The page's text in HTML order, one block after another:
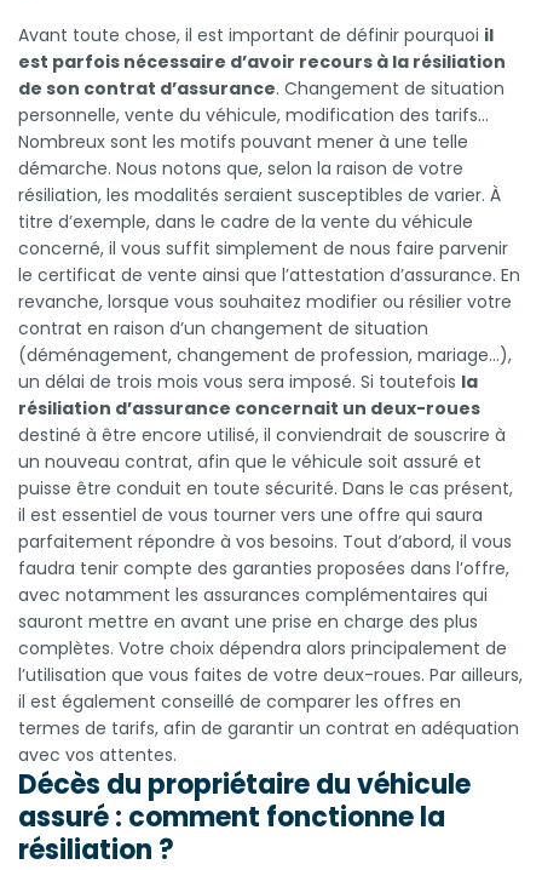
Avant toute chose, il est important de définir pourquoi il
est parfois nécessaire d’avoir recours à la résiliation
de son contrat d’assurance. Changement de situation
personnelle, vente du véhicule, modification des tarifs…
Nombreux sont les motifs pouvant mener à une telle
démarche. Nous notons que, selon la raison de votre
résiliation, les modalités seraient susceptibles de varier. À
titre d’exemple, dans le cadre de la vente du véhicule
concerné, il vous suffit simplement de nous faire parvenir
le certificat de vente ainsi que l’attestation d’assurance. En
revanche, lorsque vous souhaitez modifier ou résilier votre
contrat en raison d’un changement de situation
(déménagement, changement de profession, mariage…),
un délai de trois mois vous sera imposé. Si toutefois la
résiliation d’assurance concernait un deux-roues
destiné à être encore utilisé, il conviendrait de souscrire à
un nouveau contrat, afin que le véhicule soit assuré et
puisse être conduit en toute sécurité. Dans le cas présent,
il est essentiel de vous tourner vers une offre qui saura
parfaitement répondre à vos besoins. Tout d’abord, il vous
faudra tenir compte des garanties proposées dans l’offre,
avec notamment les assurances complémentaires qui
sauront mettre en avant une prise en charge des plus
complètes. Votre choix dépendra alors principalement de
l’utilisation que vous faites de votre deux-roues. Par ailleurs,
il est également conseillé de comparer les offres en
termes de tarifs, afin de garantir un contrat en adéquation
avec vos attentes.
Décès du propriétaire du véhicule
assuré : comment fonctionne la
résiliation ?